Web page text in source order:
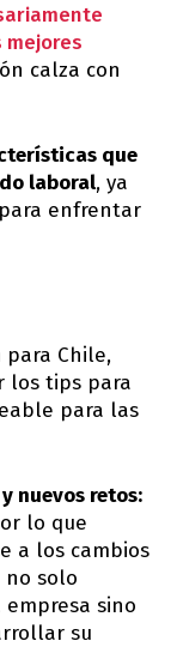
mejores
calza con
que
laboral, ya
enfrentar
para Chile,
los tips para
para las
nuevos retos:
lo que
a los cambios
no solo
sino
su